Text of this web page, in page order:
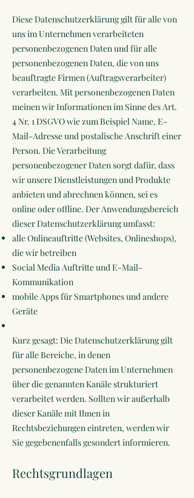
Diese Datenschutzerklärung gilt für alle von
uns im Unternehmen verarbeiteten
personenbezogenen Daten und für alle
personenbezogenen Daten, die von uns
beauftragte Firmen (Auftragsverarbeiter)
verarbeiten. Mit personenbezogenen Daten
meinen wir Informationen im Sinne des Art.
4 Nr. 1 DSGVO wie zum Beispiel Name, E-
Mail-Adresse und postalische Anschrift einer
Person. Die Verarbeitung
personenbezogener Daten sorgt dafür, dass
wir unsere Dienstleistungen und Produkte
anbieten und abrechnen können, sei es
online oder offline. Der Anwendungsbereich
dieser Datenschutzerklärung umfasst:
alle Onlineauftritte (Websites, Onlineshops),
die wir betreiben
Social Media Auftritte und E-Mail-
Kommunikation
mobile Apps für Smartphones und andere
Geräte
Kurz gesagt: Die Datenschutzerklärung gilt
für alle Bereiche, in denen
personenbezogene Daten im Unternehmen
über die genannten Kanäle strukturiert
verarbeitet werden. Sollten wir außerhalb
dieser Kanäle mit Ihnen in
Rechtsbeziehungen eintreten, werden wir
Sie gegebenenfalls gesondert informieren.
Rechtsgrundlagen